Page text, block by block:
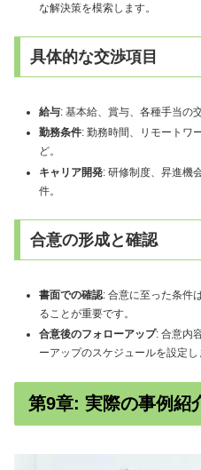
な解決策を模索します。
具体的な交渉項目
給与: 基本給、賞与、各種手当の交
勤務条件: 勤務時間、リモートワ
ど。
キャリア開発: 研修制度、昇進機
件。
合意の形成と確認
書面での確認: 合意に至った条件
ることが重要です。
合意後のフォローアップ: 合意内
ーアップのスケジュールを設定し
第9章: 実際の事例紹